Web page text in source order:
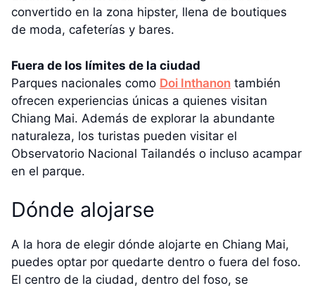
convertido en la zona hipster, llena de boutiques
de moda, cafeterías y bares.
Fuera de los límites de la ciudad
Parques nacionales como Doi Inthanon también
ofrecen experiencias únicas a quienes visitan
Chiang Mai. Además de explorar la abundante
naturaleza, los turistas pueden visitar el
Observatorio Nacional Tailandés o incluso acampar
en el parque.
Dónde alojarse
A la hora de elegir dónde alojarte en Chiang Mai,
puedes optar por quedarte dentro o fuera del foso.
El centro de la ciudad, dentro del foso, se